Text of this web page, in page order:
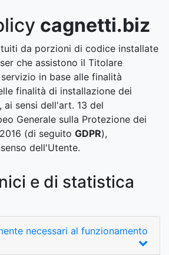
cagnetti.biz
da porzioni di codice installate
che assistono il Titolare
in base alle finalità
finalità di installazione dei
sensi dell'art. 13 del
Generale sulla Protezione dei
(di seguito GDPR),
dell'Utente.
e di statistica
necessari al funzionamento